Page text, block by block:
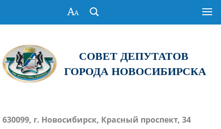
СОВЕТ ДЕПУТАТОВ
ГОРОДА НОВОСИБИРСКА
630099, г. Новосибирск, Красный проспект, 34